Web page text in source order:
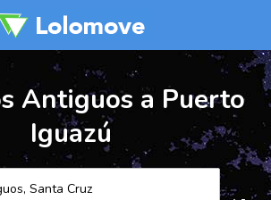
Antiguos a Puerto
Iguazú